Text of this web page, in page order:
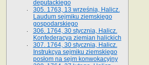
deputackiego
305. 1763, 13 września, Halicz.
Laudum sejmiku ziemskiego
gospodarskiego
306. 1764, 30 stycznia, Halicz.
Konfederacya ziemian halickich
307. 1764, 30 stycznia, Halicz.
Instrukcya sejmiku ziemskiego
posłom na sejm konwokacyjny